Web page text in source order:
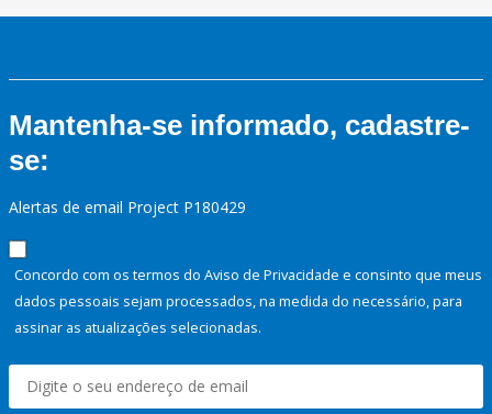
Mantenha-se informado, cadastre-
se:
Alertas de email Project P180429
Concordo com os termos do Aviso de Privacidade e consinto que meus
dados pessoais sejam processados, na medida do necessário, para
assinar as atualizações selecionadas.